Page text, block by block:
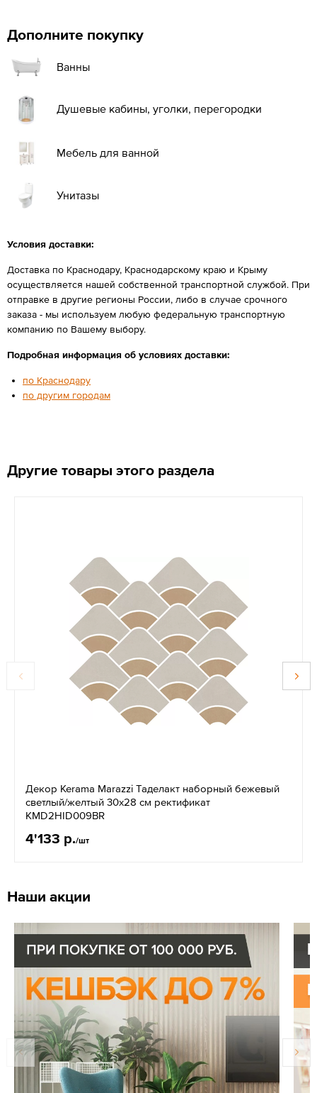
Дополните покупку
Ванны
Душевые кабины, уголки, перегородки
Мебель для ванной
Унитазы
Условия доставки:
Доставка по Краснодару, Краснодарскому краю и Крыму
осуществляется нашей собственной транспортной службой. При
отправке в другие регионы России, либо в случае срочного
заказа - мы используем любую федеральную транспортную
компанию по Вашему выбору.
Подробная информация об условиях доставки:
по Краснодару
по другим городам
Другие товары этого раздела
Декор Kerama Marazzi Таделакт наборный бежевый
светлый/желтый 30x28 см ректификат
KMD2HID009BR
4'133 р./шт
Наши акции